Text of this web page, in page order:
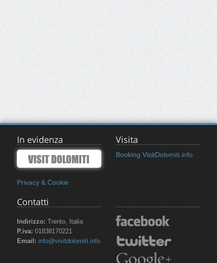
In evidenza
Privacy & Cookie
Visita
Booking VisitDolomiti.info
Contatti
Indirizzo: Trento, Italia
P.iva: 01838170221
Email: info@visitdolomiti.info